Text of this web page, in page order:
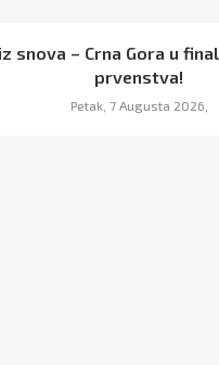
snova – Crna Gora u
prvenstva!
Petak, 7 Augusta 2026,